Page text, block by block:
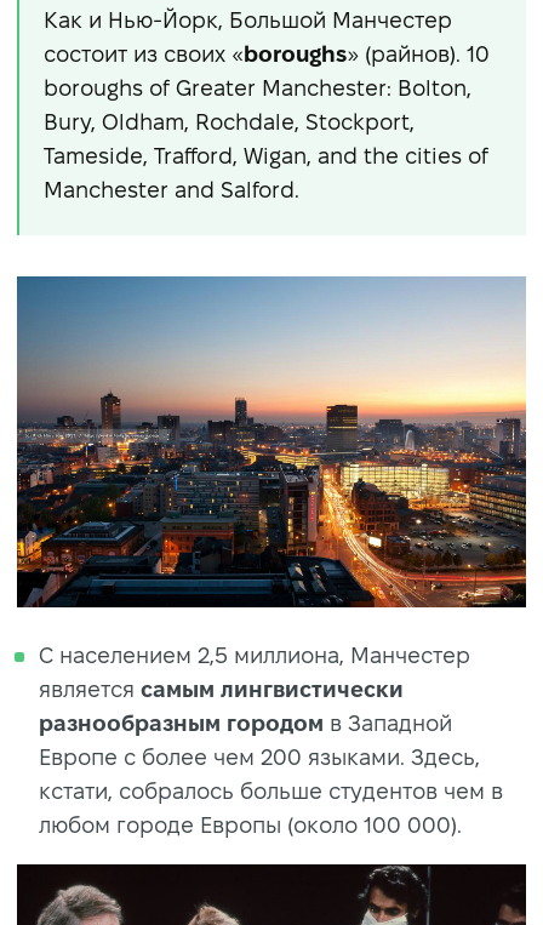
Как и Нью-Йорк, Большой Манчестер
состоит из своих «boroughs» (райнов). 10
boroughs of Greater Manchester: Bolton,
Bury, Oldham, Rochdale, Stockport,
Tameside, Trafford, Wigan, and the cities of
Manchester and Salford.
C населением 2,5 миллиона, Манчестер
является самым лингвистически
разнообразным городом в Западной
Европе с более чем 200 языками. Здесь,
кстати, собралось больше студентов чем в
любом городе Европы (около 100 000).